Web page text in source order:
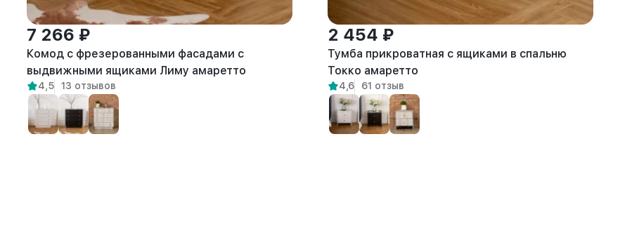
7 266 ₽
Комод с фрезерованными фасадами с
выдвижными ящиками Лиму амаретто
4,5 13 отзывов
2 454 ₽
Тумба прикроватная с ящиками в спальню
Токко амаретто
4,6 61 отзыв